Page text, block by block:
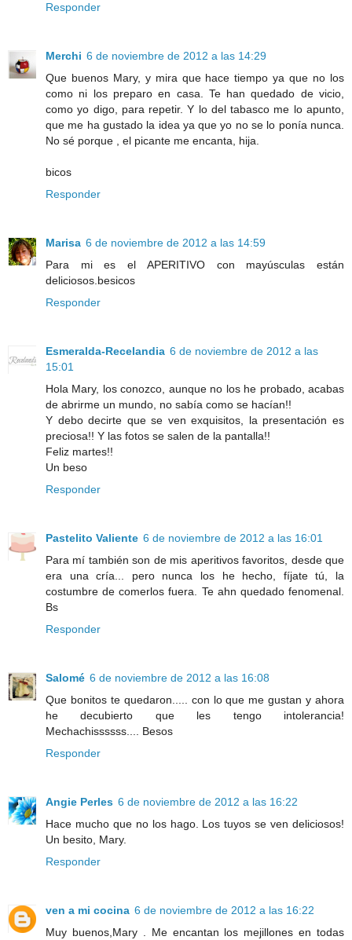
Responder
Merchi 6 de noviembre de 2012 a las 14:29
Que buenos Mary, y mira que hace tiempo ya que no los
como ni los preparo en casa. Te han quedado de vicio,
como yo digo, para repetir. Y lo del tabasco me lo apunto,
que me ha gustado la idea ya que yo no se lo ponía nunca.
No sé porque , el picante me encanta, hija.
bicos
Responder
Marisa 6 de noviembre de 2012 a las 14:59
Para mi es el APERITIVO con mayúsculas están
deliciosos.besicos
Responder
Esmeralda-Recelandia 6 de noviembre de 2012 a las
15:01
Hola Mary, los conozco, aunque no los he probado, acabas
de abrirme un mundo, no sabía como se hacían!!
Y debo decirte que se ven exquisitos, la presentación es
preciosa!! Y las fotos se salen de la pantalla!!
Feliz martes!!
Un beso
Responder
Pastelito Valiente 6 de noviembre de 2012 a las 16:01
Para mí también son de mis aperitivos favoritos, desde que
era una cría... pero nunca los he hecho, fíjate tú, la
costumbre de comerlos fuera. Te ahn quedado fenomenal.
Bs
Responder
Salomé 6 de noviembre de 2012 a las 16:08
Que bonitos te quedaron..... con lo que me gustan y ahora
he decubierto que les tengo intolerancia!
Mechachissssss.... Besos
Responder
Angie Perles 6 de noviembre de 2012 a las 16:22
Hace mucho que no los hago. Los tuyos se ven deliciosos!
Un besito, Mary.
Responder
ven a mi cocina 6 de noviembre de 2012 a las 16:22
Muy buenos,Mary . Me encantan los mejillones en todas